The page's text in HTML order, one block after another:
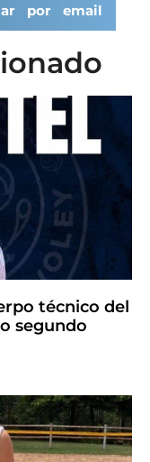
por email
técnico del
segundo